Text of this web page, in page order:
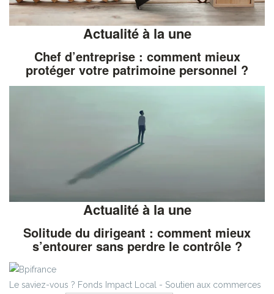
Actualité à la une
Chef d’entreprise : comment mieux
protéger votre patrimoine personnel ?
Actualité à la une
Solitude du dirigeant : comment mieux
s’entourer sans perdre le contrôle ?
Le saviez-vous ? Fonds Impact Local - Soutien aux commerces